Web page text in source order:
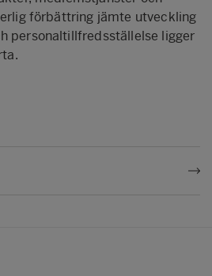
förbättring jämte utveckling
personaltillfredsställelse ligger